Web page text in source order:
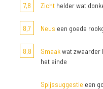
7,8
Zicht helder wat
8,7 Neus een goede
8,8 Smaakwat zwaarder
het einde
Spijssuggestie een